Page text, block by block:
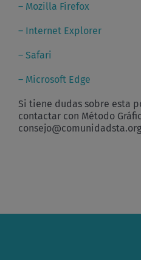
– Mozilla Firefox
– Internet Explorer
– Safari
– Microsoft Edge
Si tiene dudas sobre esta
contactar con Método
consejo@comunidadsta.org